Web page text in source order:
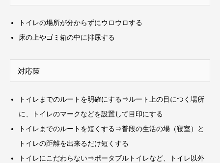
トイレの場所が分からずにウロウロする
床の上やゴミ箱の中に排尿する
対応策
トイレまでのルートを明確にする⇒ルート上の目につく場所
に、トイレのマークなどを設置して目印にする
トイレまでのルートを短くする⇒普段の生活の場（寝室）と
トイレの距離を出来るだけ短くする
トイレにこだわらない⇒ポータブルトイレなど、トイレ以外